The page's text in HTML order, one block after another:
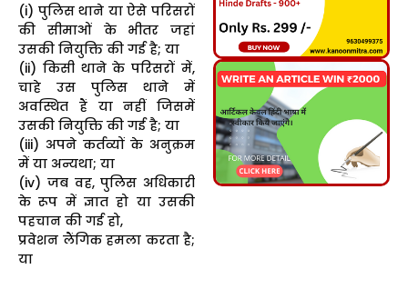
(i) पुलिस थाने या ऐसे परिसरों
की सीमाओं के भीतर जहां
उसकी नियुक्ति की गई है; या
(ii) किसी थाने के परिसरों में,
चाहे उस पुलिस थाने में
अवस्थित हैं या नहीं जिसमें
उसकी नियुक्ति की गई है; या
(iii) अपने कर्तव्यों के अनुक्रम
में या अन्यथा; या
(iv) जब वह, पुलिस अधिकारी
के रूप में ज्ञात हो या उसकी
पहचान की गई हो,
प्रवेशन लैंगिक हमला करता है;
या